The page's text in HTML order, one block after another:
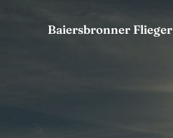
Baiersbronner Flieger